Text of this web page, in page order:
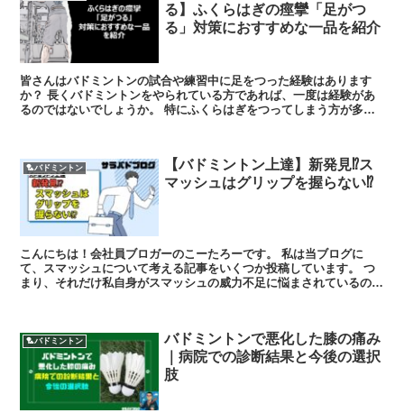
る】ふくらはぎの痙攣「足がつ
る」対策におすすめな一品を紹介
皆さんはバドミントンの試合や練習中に足をつった経験はあります
か？ 長くバドミントンをやられている方であれば、一度は経験があ
るのではないでしょうか。 特にふくらはぎをつってしまう方が多い
🏸バドミントン
【バドミントン上達】新発見⁉ス
マッシュはグリップを握らない⁉
こんにちは！会社員ブロガーのこーたろーです。 私は当ブログに
て、スマッシュについて考える記事をいくつか投稿しています。 つ
まり、それだけ私自身がスマッシュの威力不足に悩まされているので
🏸バドミントン
バドミントンで悪化した膝の痛み
｜病院での診断結果と今後の選択
肢